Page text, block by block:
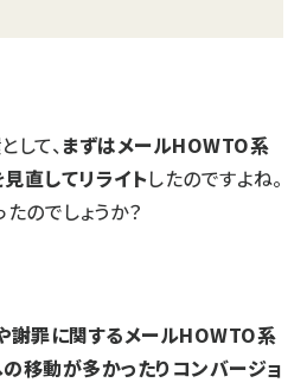
して、まずはメールHOWTO系
直してリライトしたのですよね。
のでしょうか？
謝罪に関するメールHOWTO系
移動が多かったりコンバージョ